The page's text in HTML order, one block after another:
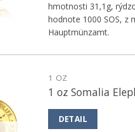
hmotnosti 31,1g,
hodnote 1000 SOS, z
Hauptmünzamt.
k
1 OZ
1 oz Somalia
DETAIL